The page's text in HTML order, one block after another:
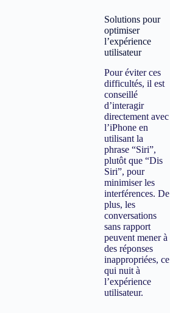
Solutions pour
optimiser
l’expérience
utilisateur
Pour éviter ces
difficultés, il est
conseillé
d’interagir
directement avec
l’iPhone en
utilisant la
phrase “Siri”,
plutôt que “Dis
Siri”, pour
minimiser les
interférences. De
plus, les
conversations
sans rapport
peuvent mener à
des réponses
inappropriées, ce
qui nuit à
l’expérience
utilisateur.